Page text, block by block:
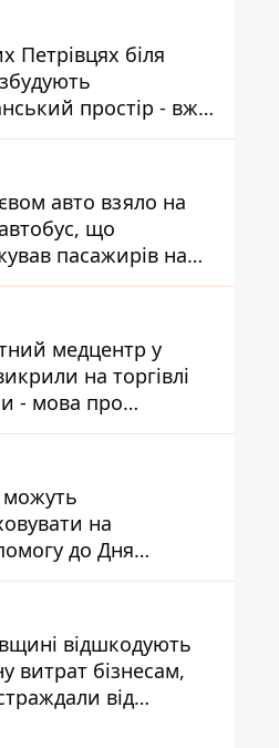
Петрівцях біля
простір - вже
проєктанта
авто взяло на
що
пасажирів на
- пасажирка в
медцентр у
на торгівлі
- мова про
материнство
на
до Дня
- кому її
відшкодують
витрат бізнесам,
від